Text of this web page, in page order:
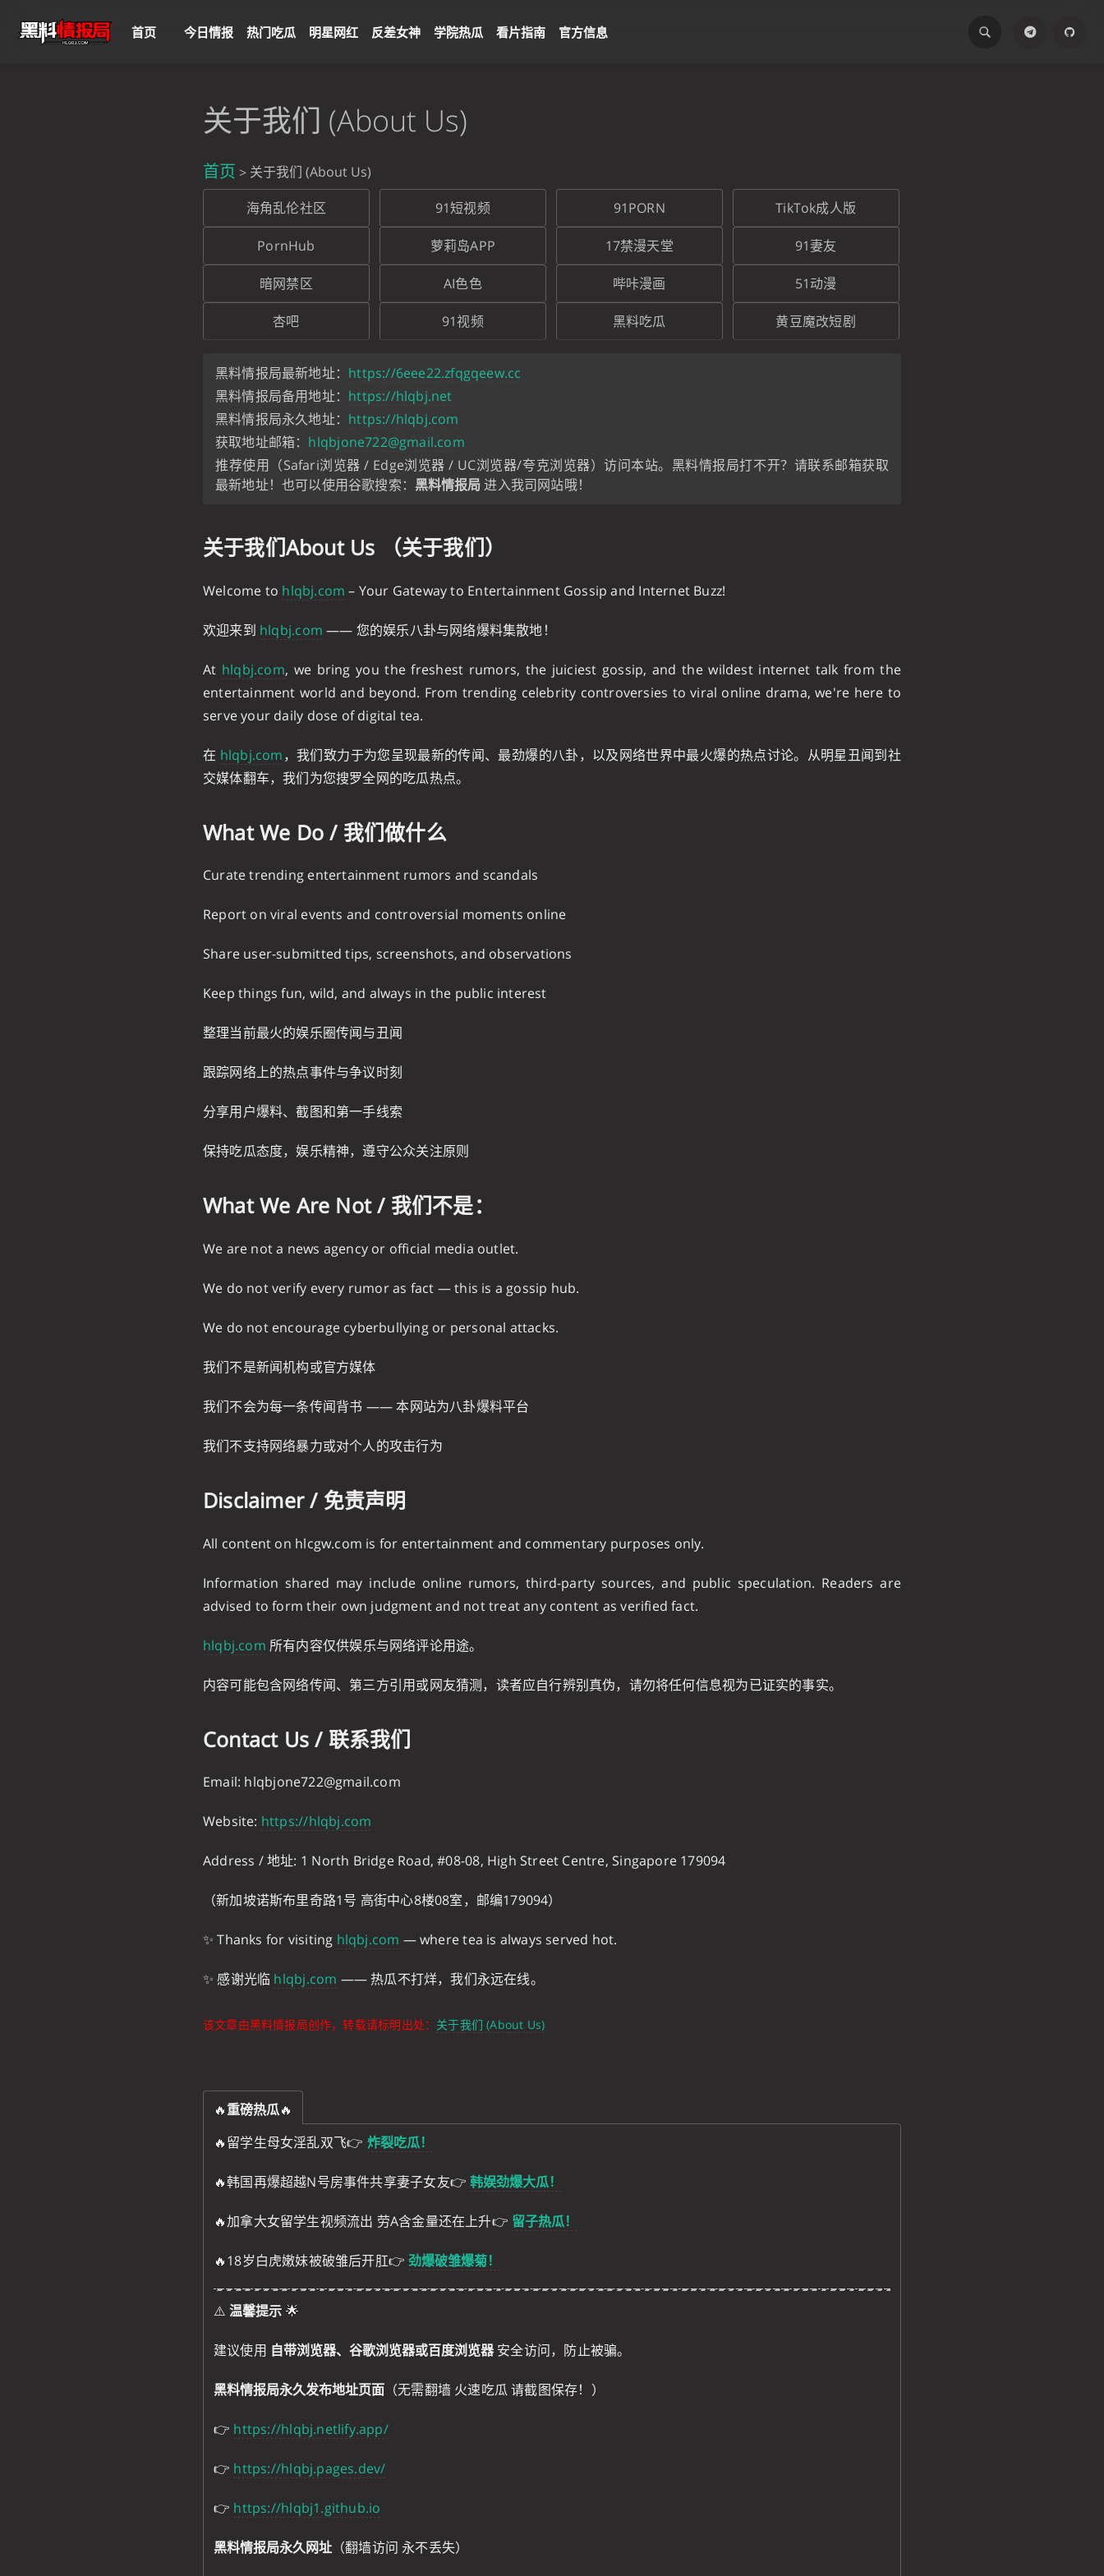
首页 今日情报 热门吃瓜 明星网红 反差女神 学院热瓜 看片指南 官方信息
关于我们 (About Us)
首页 关于我们 (About Us)
海角乱伦社区 91短视频 91PORN TikTok成人版
PornHub 萝莉岛APP 17禁漫天堂 91妻友
暗网禁区 AI色色 哔咔漫画 51动漫
杏吧 91视频 黑料吃瓜 黄豆魔改短剧
黑料情报局最新地址： https://6eee22.zfqgqeew.cc
黑料情报局备用地址： https://hlqbj.net
黑料情报局永久地址： https://hlqbj.com
获取地址邮箱： hlqbjone722@gmail.com
推荐使用（Safari浏览器 / Edge浏览器 / UC浏览器/夸克浏览器）访问本站。黑料情报局打不开？请联系邮箱获取
最新地址！也可以使用谷歌搜索： 黑料情报局进入我司网站哦！
关于我们About Us （关于我们）
Welcome to hlqbj.com – Your Gateway to Entertainment Gossip and Internet Buzz!
欢迎来到 hlqbj.com —— 您的娱乐八卦与网络爆料集散地！
At hlqbj.com, we bring you the freshest rumors, the juiciest gossip, and the wildest internet talk from the
entertainment world and beyond. From trending celebrity controversies to viral online drama, we're here to
serve your daily dose of digital tea.
在 hlqbj.com，我们致力于为您呈现最新的传闻、最劲爆的八卦，以及网络世界中最火爆的热点讨论。从明星丑闻到社
交媒体翻车，我们为您搜罗全网的吃瓜热点。
What We Do / 我们做什么
Curate trending entertainment rumors and scandals
Report on viral events and controversial moments online
Share user-submitted tips, screenshots, and observations
Keep things fun, wild, and always in the public interest
整理当前最火的娱乐圈传闻与丑闻
跟踪网络上的热点事件与争议时刻
分享用户爆料、截图和第一手线索
保持吃瓜态度，娱乐精神，遵守公众关注原则
What We Are Not / 我们不是：
We are not a news agency or official media outlet.
We do not verify every rumor as fact — this is a gossip hub.
We do not encourage cyberbullying or personal attacks.
我们不是新闻机构或官方媒体
我们不会为每一条传闻背书 —— 本网站为八卦爆料平台
我们不支持网络暴力或对个人的攻击行为
Disclaimer / 免责声明
All content on hlcgw.com is for entertainment and commentary purposes only.
Information shared may include online rumors, third-party sources, and public speculation. Readers are
advised to form their own judgment and not treat any content as verified fact.
hlqbj.com 所有内容仅供娱乐与网络评论用途。
内容可能包含网络传闻、第三方引用或网友猜测，读者应自行辨别真伪，请勿将任何信息视为已证实的事实。
Contact Us / 联系我们
Email: hlqbjone722@gmail.com
Website: https://hlqbj.com
Address / 地址: 1 North Bridge Road, #08-08, High Street Centre, Singapore 179094
（新加坡诺斯布里奇路1号 高街中心8楼08室，邮编179094）
✨ Thanks for visiting hlqbj.com — where tea is always served hot.
✨ 感谢光临 hlqbj.com —— 热瓜不打烊，我们永远在线。
该文章由黑料情报局创作，转载请标明出处： 关于我们 (About Us)
🔥重磅热瓜🔥
🔥留学生母女淫乱双飞👉 炸裂吃瓜！
🔥韩国再爆超越N号房事件共享妻子女友👉韩娱劲爆大瓜！
🔥加拿大女留学生视频流出 劳A含金量还在上升👉 留子热瓜！
🔥18岁白虎嫩妹被破雏后开肛👉劲爆破雏爆菊！
⚠️温馨提示 🌟
建议使用 自带浏览器、谷歌浏览器或百度浏览器安全访问，防止被骗。
黑料情报局永久发布地址页面 （无需翻墙 火速吃瓜 请截图保存！）
👉 https://hlqbj.netlify.app/
👉 https://hlqbj.pages.dev/
👉 https://hlqbj1.github.io
黑料情报局永久网址 （翻墙访问 永不丢失）